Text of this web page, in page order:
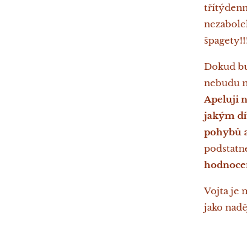
Dokud
nebudu
Apeluji
jakým
pohybů
Vojta je
jako